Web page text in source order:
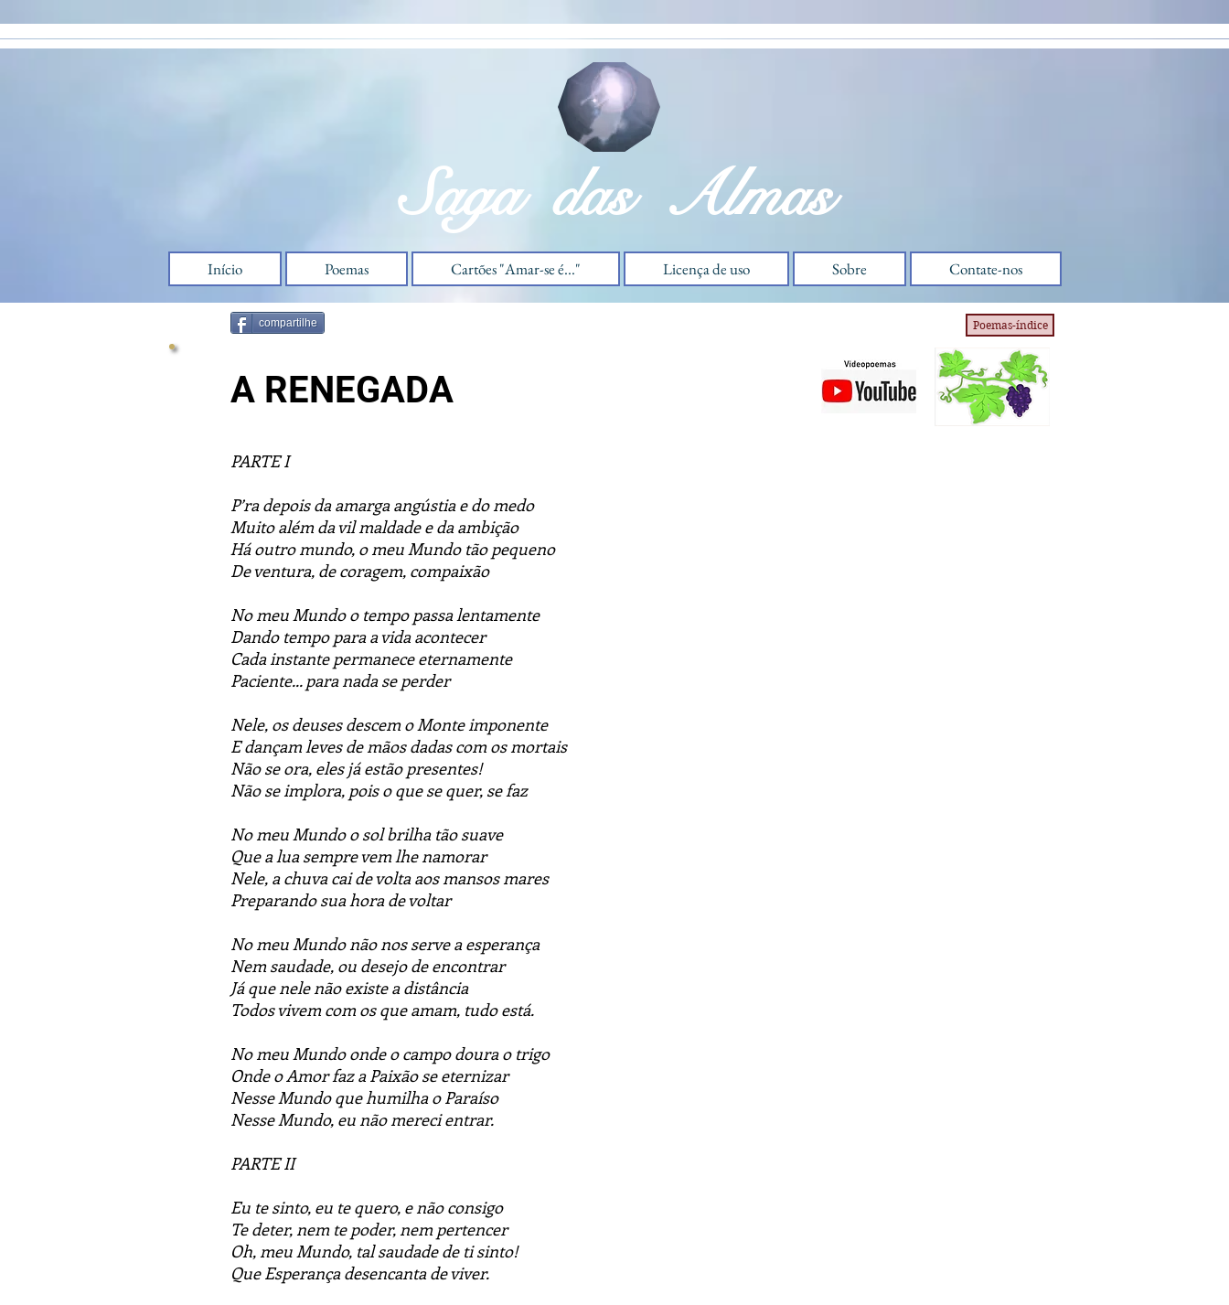
Saga das Almas
Início Poemas Cartões "Amar-se é..." Licença de uso Sobre Contate-nos
compartilhe Poemas-índice
A RENEGADA
PARTE I
P’ra depois da amarga angústia e do medo
Muito além da vil maldade e da ambição
Há outro mundo, o meu Mundo tão pequeno
De ventura, de coragem, compaixão
No meu Mundo o tempo passa lentamente
Dando tempo para a vida acontecer
Cada instante permanece eternamente
Paciente... para nada se perder
Nele, os deuses descem o Monte imponente
E dançam leves de mãos dadas com os mortais
Não se ora, eles já estão presentes!
Não se implora, pois o que se quer, se faz
No meu Mundo o sol brilha tão suave
Que a lua sempre vem lhe namorar
Nele, a chuva cai de volta aos mansos mares
Preparando sua hora de voltar
No meu Mundo não nos serve a esperança
Nem saudade, ou desejo de encontrar
Já que nele não existe a distância
Todos vivem com os que amam, tudo está.
No meu Mundo onde o campo doura o trigo
Onde o Amor faz a Paixão se eternizar
Nesse Mundo que humilha o Paraíso
Nesse Mundo, eu não mereci entrar.
PARTE II
Eu te sinto, eu te quero, e não consigo
Te deter, nem te poder, nem pertencer
Oh, meu Mundo, tal saudade de ti sinto!
Que Esperança desencanta de viver.